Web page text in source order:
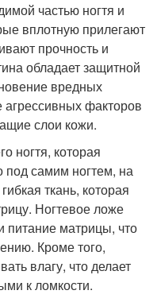
частью ногтя и
вплотную прилегают
прочность и
обладает защитной
вредных
агрессивных факторов
слои кожи.
ногтя, которая
под самим ногтем, на
ткань, которая
Ногтевое ложе
питание матрицы, что
Кроме того,
влагу, что делает
к ломкости.